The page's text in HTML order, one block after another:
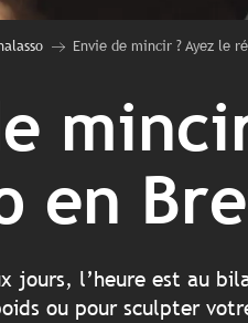
Envie de mincir ? Ayez le
en
jours, l’heure est au
ou pour sculpter